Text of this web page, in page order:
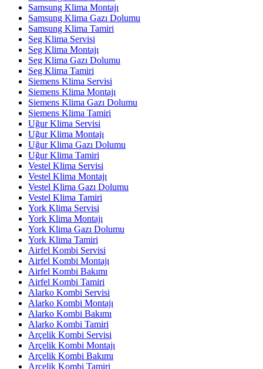
Samsung Klima Montajı
Samsung Klima Gazı Dolumu
Samsung Klima Tamiri
Seg Klima Servisi
Seg Klima Montajı
Seg Klima Gazı Dolumu
Seg Klima Tamiri
Siemens Klima Servisi
Siemens Klima Montajı
Siemens Klima Gazı Dolumu
Siemens Klima Tamiri
Uğur Klima Servisi
Uğur Klima Montajı
Uğur Klima Gazı Dolumu
Uğur Klima Tamiri
Vestel Klima Servisi
Vestel Klima Montajı
Vestel Klima Gazı Dolumu
Vestel Klima Tamiri
York Klima Servisi
York Klima Montajı
York Klima Gazı Dolumu
York Klima Tamiri
Airfel Kombi Servisi
Airfel Kombi Montajı
Airfel Kombi Bakımı
Airfel Kombi Tamiri
Alarko Kombi Servisi
Alarko Kombi Montajı
Alarko Kombi Bakımı
Alarko Kombi Tamiri
Arçelik Kombi Servisi
Arçelik Kombi Montajı
Arçelik Kombi Bakımı
Arçelik Kombi Tamiri